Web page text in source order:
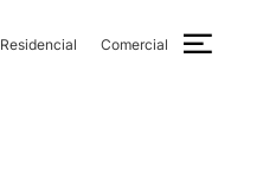
Residencial Comercial